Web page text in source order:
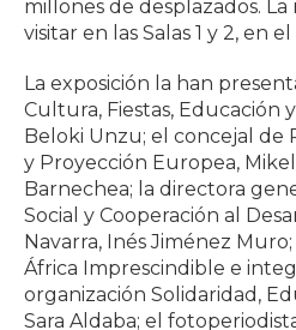
millones de desplazados.
visitar en las Salas 1 y 2, en
La exposición la han
Cultura, Fiestas, Educación
Beloki Unzu; el concejal de
y Proyección Europea,
Barnechea; la directora
Social y Cooperación al
Navarra, Inés Jiménez
África Imprescindible e
organización Solidaridad,
Sara Aldaba; el